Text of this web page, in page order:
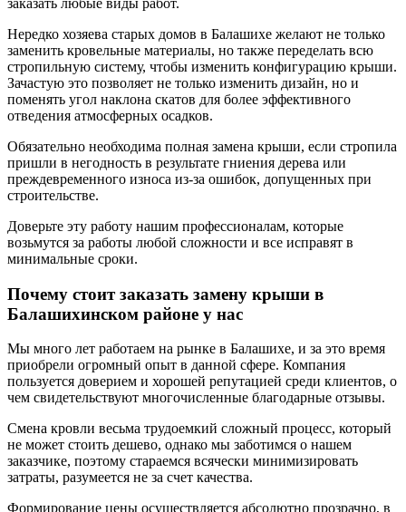
заказать любые виды работ.
Нередко хозяева старых домов в Балашихе желают не только
заменить кровельные материалы, но также переделать всю
стропильную систему, чтобы изменить конфигурацию крыши.
Зачастую это позволяет не только изменить дизайн, но и
поменять угол наклона скатов для более эффективного
отведения атмосферных осадков.
Обязательно необходима полная замена крыши, если стропила
пришли в негодность в результате гниения дерева или
преждевременного износа из-за ошибок, допущенных при
строительстве.
Доверьте эту работу нашим профессионалам, которые
возьмутся за работы любой сложности и все исправят в
минимальные сроки.
Почему стоит заказать замену крыши в
Балашихинском районе у нас
Мы много лет работаем на рынке в Балашихе, и за это время
приобрели огромный опыт в данной сфере. Компания
пользуется доверием и хорошей репутацией среди клиентов, о
чем свидетельствуют многочисленные благодарные отзывы.
Смена кровли весьма трудоемкий сложный процесс, который
не может стоить дешево, однако мы заботимся о нашем
заказчике, поэтому стараемся всячески минимизировать
затраты, разумеется не за счет качества.
Формирование цены осуществляется абсолютно прозрачно, в